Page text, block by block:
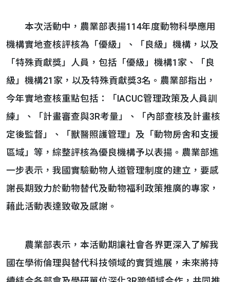
本次活動中，農業部表揚114年度動物科學應用
機構實地查核評核為「優級」、「良級」機構，以及
「特殊貢獻獎」人員，包括「優級」機構1家、「良
級」機構21家，以及特殊貢獻獎3名。農業部指出，
今年實地查核重點包括：「IACUC管理政策及人員訓
練」、「計畫審查與3R考量」、「內部查核及計畫核
定後監督」、「獸醫照護管理」及「動物房舍和支援
區域」等，綜整評核為優良機構予以表揚。農業部進
一步表示，我國實驗動物人道管理制度的建立，要感
謝長期致力於動物替代及動物福利政策推廣的專家，
藉此活動表達致敬及感謝。
農業部表示，本活動期讓社會各界更深入了解我
國在學術倫理與替代科技領域的實質進展，未來將持